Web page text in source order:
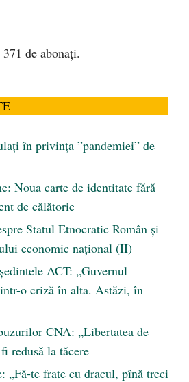
de abonați.
în privința ”pandemiei” de
Noua carte de identitate fără
de călătorie
Statul Etnocratic Român şi
economic naţional (II)
ACT: „Guvernul
o criză în alta. Astăzi, în
CNA: „Libertatea de
redusă la tăcere
„Fă-te frate cu dracul, pînă treci